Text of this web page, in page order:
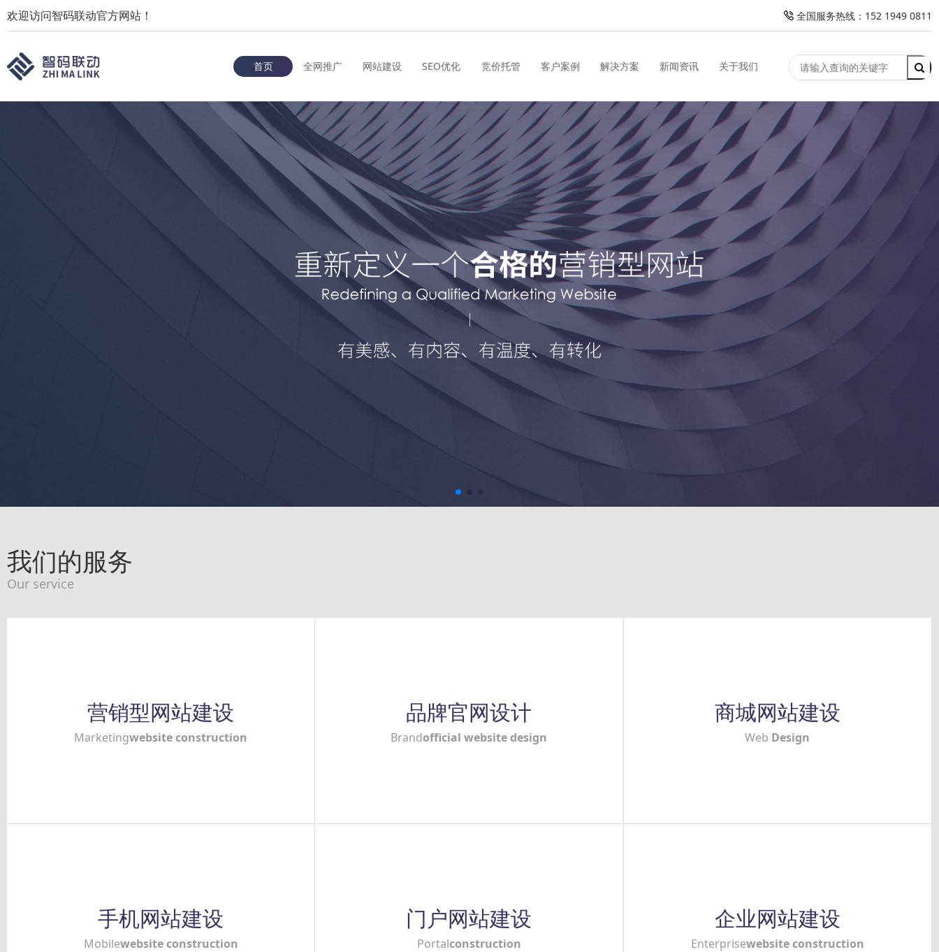
欢迎访问智码联动官方网站！ 全国服务热线：152 1949 0811
首页 全网推广 网站建设 SEO优化 竞价托管 客户案例 解决方案 新闻资讯 关于我们
我们的服务
Our service
营销型网站建设
Marketingwebsite construction
品牌官网设计
Brandofficial website design
商城网站建设
Web Design
手机网站建设
Mobilewebsite construction
门户网站建设
Portalconstruction
企业网站建设
Enterprisewebsite construction